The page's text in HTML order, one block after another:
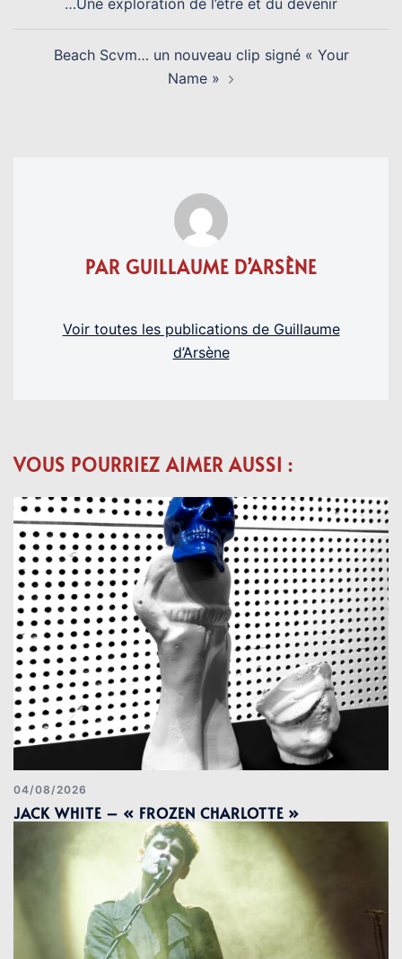
…Une exploration de l’être et du devenir
Beach Scvm… un nouveau clip signé « Your
Name »
PAR GUILLAUME D’ARSÈNE
Voir toutes les publications de Guillaume
d’Arsène
VOUS POURRIEZ AIMER AUSSI :
04/08/2026
JACK WHITE – « FROZEN CHARLOTTE »